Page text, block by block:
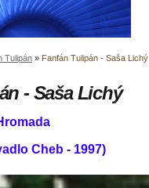
Tulipán » Fanfán Tulipán - Saša Lichý
- Saša Lichý
Cheb - 1997)